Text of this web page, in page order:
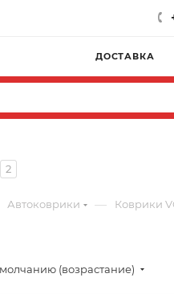
ДОСТАВКА
2
Автоковрики — Коврики
(возрастание)